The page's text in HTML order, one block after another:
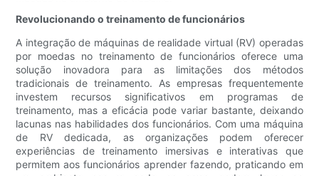
Revolucionando o treinamento de funcionários
A integração de máquinas de realidade virtual (RV) operadas
por moedas no treinamento de funcionários oferece uma
solução inovadora para as limitações dos métodos
tradicionais de treinamento. As empresas frequentemente
investem recursos significativos em programas de
treinamento, mas a eficácia pode variar bastante, deixando
lacunas nas habilidades dos funcionários. Com uma máquina
de RV dedicada, as organizações podem oferecer
experiências de treinamento imersivas e interativas que
permitem aos funcionários aprender fazendo, praticando em